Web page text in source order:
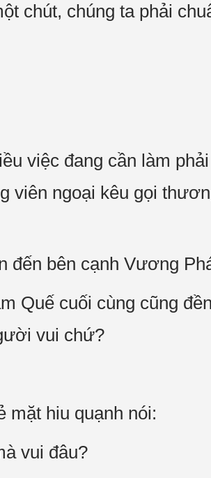
chút, chúng ta phải
việc đang cần làm
viên ngoại kêu gọi
đến bên cạnh Vương
Quế cuối cùng cũng
vui chứ?
mặt hiu quạnh nói:
vui đâu?